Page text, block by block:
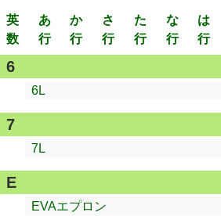
英
数
あ
行
か
行
さ
行
た
行
な
行
は
行
6
6L
7
7L
E
EVAエプロン